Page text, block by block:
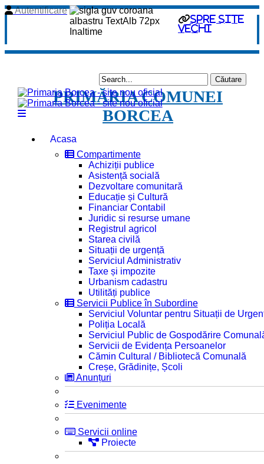
spre site
vechi
Autentificare
PRIMĂRIA COMUNEI
BORCEA
Acasa
Compartimente
Achiziții publice
Asistență socială
Dezvoltare comunitară
Educație și Cultură
Financiar Contabil
Juridic si resurse umane
Registrul agricol
Starea civilă
Situații de urgență
Serviciul Administrativ
Taxe și impozite
Urbanism cadastru
Utilități publice
Servicii Publice în Subordine
Serviciul Voluntar pentru Situații de
Poliția Locală
Serviciul Public de Gospodărire
Servicii de Evidența Persoanelor
Cămin Cultural / Bibliotecă Comunală
Creșe, Grădinițe, Școli
Anunțuri
Evenimente
Servicii online
Proiecte